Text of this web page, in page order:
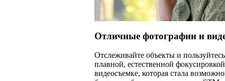
Отличные фотографии и
Отслеживайте объекты и пользуйтесь
плавной, естественной
видеосъемке, которая стала